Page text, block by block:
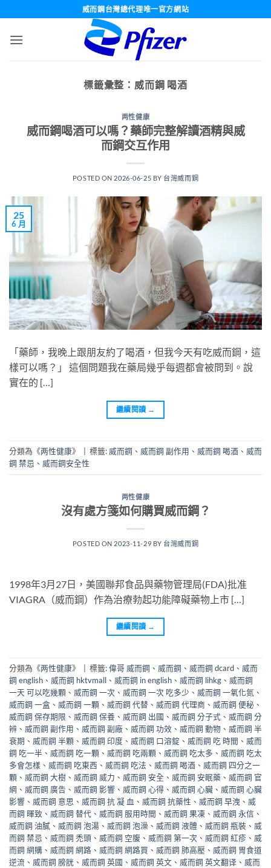
威而鋼台灣總代理唯一官方網站
標籤彙整： 威而鋼 喝酒
两性健康
威而鋼喝酒可以嗎？藥師完整解讀酒精與威
而鋼交互作用
POSTED ON 2026-06-25 BY 台灣威而鋼
25
6 月
「藥師，我晚上跟朋友約了喝酒，但我今天有吃威而鋼，這
樣可以嗎？」 這個問題我在藥局幾乎每週都會被問到。說
實在的 […]
繼續閱讀 →
分類為《两性健康》 標籤: 威而鋼 、 威而鋼 副作用 、 威而鋼 喝酒 、 威而
鋼 禁忌 、 威而鋼安全性
两性健康
沒有處方箋如何購買威而鋼？
POSTED ON 2023-11-29 BY 台灣威而鋼
1998年3月27日，美國聯邦食品與藥物管理局(FDA)批准
VIAGRA（威而鋼）作為治療勃起功能障礙藥物上市 […]
繼續閱讀 →
分類為《两性健康》 標籤:偉哥 威而鋼 、 威而鋼 、 威而鋼 dcard 、 威而
鋼 english 、 威而鋼 hktvmall 、 威而鋼 in english 、 威而鋼 lihkg 、 威而鋼
一天 可以吃幾顆 、 威而鋼 一次 、 威而鋼 一次 吃多少 、 威而鋼 一氧化氮 、
威而鋼 一盒 、 威而鋼 一顆 、 威而鋼 代替 、 威而鋼 代理商 、 威而鋼 便秘 、
威而鋼 保存期限 、 威而鋼 保養 、 威而鋼 出國 、 威而鋼 分子式 、 威而鋼 分
辨 、 威而鋼 副作用 、 威而鋼 副廠 、 威而鋼 功效 、 威而鋼 動物 、 威而鋼 半
衰期 、 威而鋼 半顆 、 威而鋼 印度 、 威而鋼 口溶錠 、 威而鋼 吃 時間 、 威而
鋼 吃一半 、 威而鋼 吃一顆 、 威而鋼 吃兩顆 、 威而鋼 吃太多 、 威而鋼 吃太
多會怎樣 、 威而鋼 吃東西 、 威而鋼 吃法 、 威而鋼 喝酒 、 威而鋼 四分之一
顆 、 威而鋼 大樹 、 威而鋼 威力 、 威而鋼 安全 、 威而鋼 安眠藥 、 威而鋼 官
網 、 威而鋼 廣告 、 威而鋼 影響 、 威而鋼 心得 、 威而鋼 心臟 、 威而鋼 心臟
影響 、 威而鋼 意思 、 威而鋼 抗 凝 血 、 威而鋼 抗藥性 、 威而鋼 早洩 、 威
而鋼 暉致 、 威而鋼 替代 、 威而鋼 服用時間 、 威而鋼 果凍 、 威而鋼 永信 、
威而鋼 油膩 、 威而鋼 泡湯 、 威而鋼 泡澡 、 威而鋼 液體 、 威而鋼 瓶裝 、 威
而鋼 禁忌 、 威而鋼 禿頭 、 威而鋼 空腹 、 威而鋼 第一次 、 威而鋼 紅疹 、 威
而鋼 網購 、 威而鋼 網路 、 威而鋼 網路買 、 威而鋼 肺高壓 、 威而鋼 胃食道
逆流 、 威而鋼 膀胱 、 威而鋼 英國 、 威而鋼 英文 、 威而鋼 英文翻译 、 威而